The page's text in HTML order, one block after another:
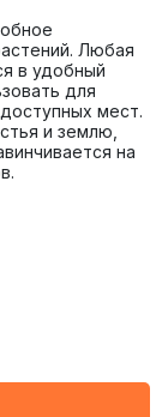
Любая
в удобный
для
мест.
и землю,
на